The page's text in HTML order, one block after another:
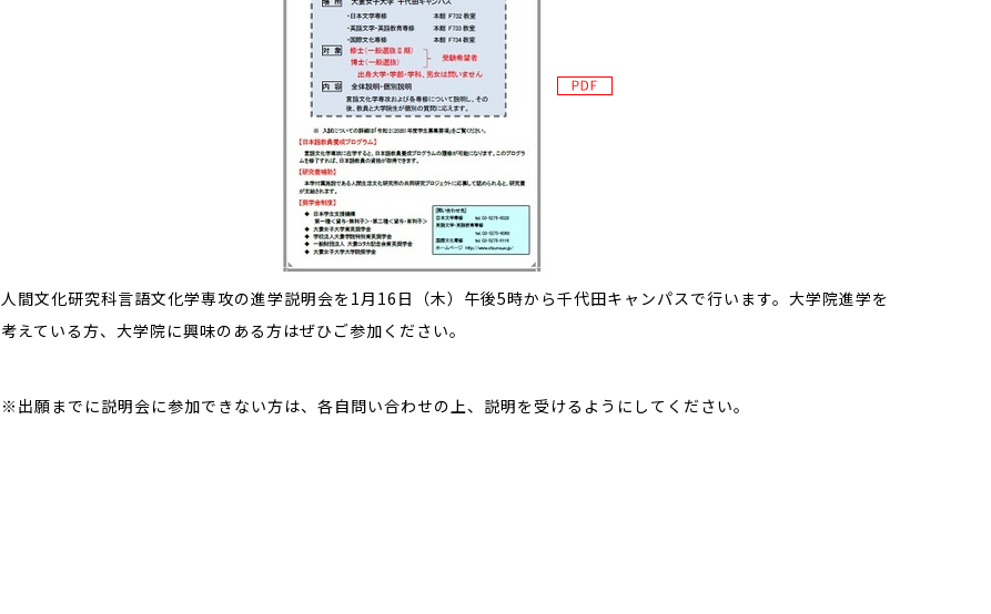
人間文化研究科言語文化学専攻の進学説明会を1月16日（木）午後5時から千代田キャンパスで行います。大学院進学を
考えている方、大学院に興味のある方はぜひご参加ください。
※出願までに説明会に参加できない方は、各自問い合わせの上、説明を受けるようにしてください。